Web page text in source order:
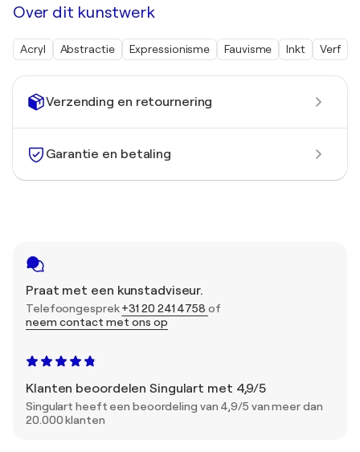
Verzending en retournering
Garantie en betaling
Praat met een kunstadviseur.
Telefoongesprek+31 20 241 4758 of
neem contact met ons op
Klanten beoordelen Singulart met 4,9/5
Singulart heeft een beoordeling van 4,9/5 van meer dan
20.000 klanten
Over dit kunstwerk
Acryl Abstractie Expressionisme Fauvisme Inkt Verf